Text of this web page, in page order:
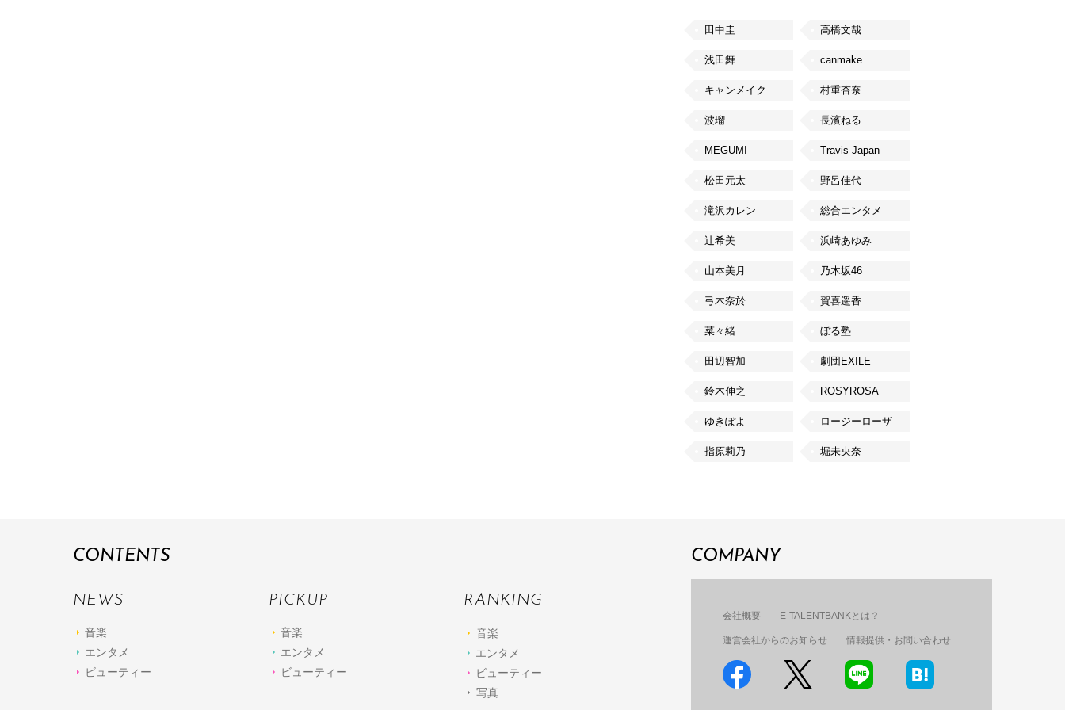
田中圭 高橋文哉
浅田舞 canmake
キャンメイク 村重杏奈
波瑠 長濱ねる
MEGUMI Travis Japan
松田元太 野呂佳代
滝沢カレン 総合エンタメ
辻希美 浜崎あゆみ
山本美月 乃木坂46
弓木奈於 賀喜遥香
菜々緒 ぼる塾
田辺智加 劇団EXILE
鈴木伸之 ROSYROSA
ゆきぽよ ロージーローザ
指原莉乃 堀未央奈
CONTENTS
NEWS
音楽
エンタメ
ビューティー
PICKUP
音楽
エンタメ
ビューティー
RANKING
音楽
エンタメ
ビューティー
写真
COMPANY
会社概要 E-TALENTBANKとは？
運営会社からのお知らせ 情報提供・お問い合わせ